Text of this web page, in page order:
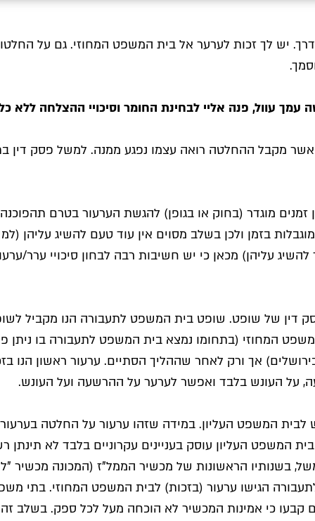
יש לך זכות לערער אל בית המשפט המחוזי. גם על
עוול, פנה אליי לבחינת החומר וסיכויי ההצלחה ללא
מקבל ההחלטה רואה עצמו נפגע ממנה. למשל פסק דין
מוגדר (בחוק או בגופן) להגשת הערעור בטרם
בזמן ולכן בשלב מסוים אין עוד טעם להשיג עליהן
עליהן) מכאן כי יש חשיבות רבה לבחון סיכויי ערר/
דין של שופט. שופט בית המשפט לתעבורה הנו מקביל
המחוזי (בתחומו נמצא בית המשפט לתעבורה בו ניתן
אך ורק לאחר שההליך הסתיים. ערעור ראשון הנו
על העונש בלבד ואפשר לערער על ההרשעה ועל העונש.
המשפט העליון. במידה שזהו ערעור על החלטה בערעור
המשפט העליון עוסק בעניינים עקרוניים בלבד לא
בשנותיו הראשונות של מכשיר הממל"ז (המכונה מכשיר
הגישו ערעור (בזכות) לבית המשפט המחוזי. בתי
קבעו כי אמינות המכשיר לא הוכחה מעל לכל ספק. בשלב